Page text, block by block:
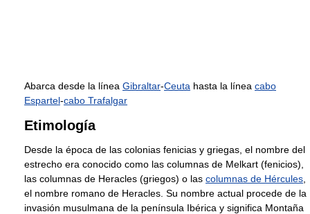
Abarca desde la línea Gibraltar-Ceuta hasta la línea cabo
Espartel-cabo Trafalgar
Etimología
Desde la época de las colonias fenicias y griegas, el nombre del
estrecho era conocido como las columnas de Melkart (fenicios),
las columnas de Heracles (griegos) o las columnas de Hércules
el nombre romano de Heracles. Su nombre actual procede de la
invasión musulmana de la península Ibérica y significa Montaña